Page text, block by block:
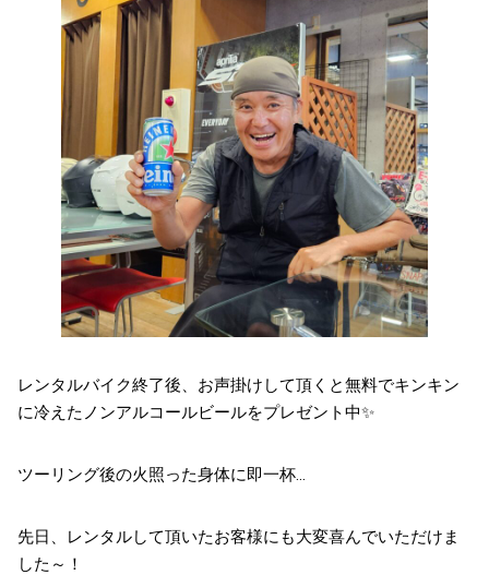
レンタルバイク終了後、お声掛けして頂くと無料でキンキン
に冷えたノンアルコールビールをプレゼント中✨
ツーリング後の火照った身体に即一杯…
先日、レンタルして頂いたお客様にも大変喜んでいただけま
した～！